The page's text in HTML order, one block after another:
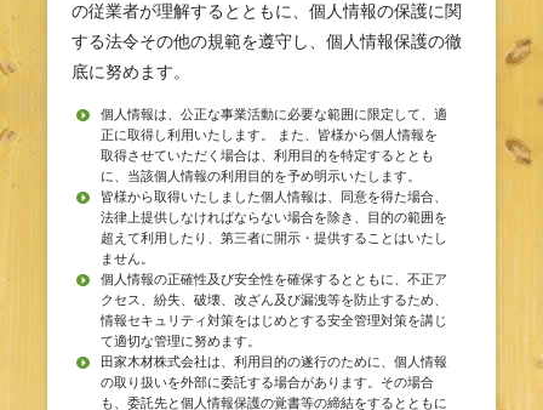
の従業者が理解するとともに、個人情報の保護に関
する法令その他の規範を遵守し、個人情報保護の徹
底に努めます。
個人情報は、公正な事業活動に必要な範囲に限定して、適
正に取得し利用いたします。 また、皆様から個人情報を
取得させていただく場合は、利用目的を特定するととも
に、当該個人情報の利用目的を予め明示いたします。
皆様から取得いたしました個人情報は、同意を得た場合、
法律上提供しなければならない場合を除き、目的の範囲を
超えて利用したり、第三者に開示・提供することはいたし
ません。
個人情報の正確性及び安全性を確保するとともに、不正ア
クセス、紛失、破壊、改ざん及び漏洩等を防止するため、
情報セキュリティ対策をはじめとする安全管理対策を講じ
て適切な管理に努めます。
田家木材株式会社は、利用目的の遂行のために、個人情報
の取り扱いを外部に委託する場合があります。その場合
も、委託先と個人情報保護の覚書等の締結をするとともに